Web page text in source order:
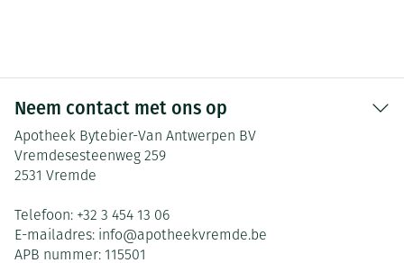
Neem contact met ons op
Apotheek Bytebier-Van Antwerpen BV
Vremdesesteenweg 259
2531 Vremde
Telefoon: +32 3 454 13 06
E-mailadres: info@apotheekvremde.be
APB nummer: 115501